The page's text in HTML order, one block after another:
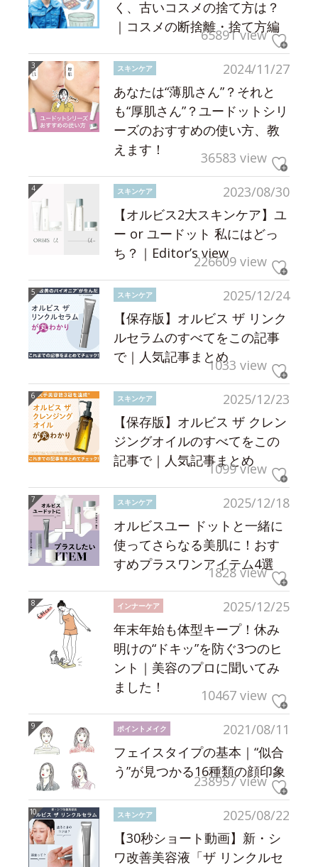
く、古いコスメの捨て方は？
｜コスメの断捨離・捨て方編
65891 view
2024/11/27
スキンケア
あなたは“薄肌さん”？それと
も“厚肌さん”？ユードットシリ
ーズのおすすめの使い方、教
えます！
36583 view
2023/08/30
スキンケア
【オルビス2大スキンケア】ユ
ー or ユードット 私にはどっ
ち？｜Editor’s view226609 view
2025/12/24
スキンケア
【保存版】オルビス ザ リンク
ルセラムのすべてをこの記事
で｜人気記事まとめ1033 view
2025/12/23
スキンケア
【保存版】オルビス ザ クレン
ジングオイルのすべてをこの
記事で｜人気記事まとめ
1099 view
2025/12/18
スキンケア
オルビスユー ドットと一緒に
使ってさらなる美肌に！おす
すめプラスワンアイテム4選
1828 view
2025/12/25
インナーケア
年末年始も体型キープ！休み
明けの“ドキッ”を防ぐ3つのヒ
ント｜美容のプロに聞いてみ
ました！
10467 view
2021/08/11
ポイントメイク
フェイスタイプの基本｜“似合
う”が見つかる16種類の顔印象
238957 view
2025/08/22
スキンケア
【30秒ショート動画】新・シ
ワ改善美容液「ザ リンクルセ